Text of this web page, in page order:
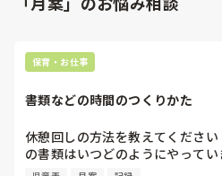
保育・お仕事
書類などの時間のつくりかた
休憩回しの方法を教えてくださ
の書類はいつどのようにやって
時間、書類に使える時間は違う